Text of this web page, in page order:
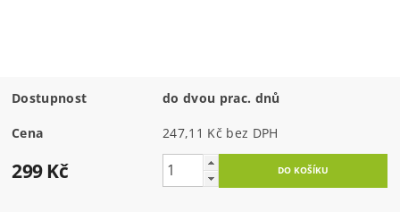
Dostupnost do dvou prac. dnů
Cena 247,11 Kč bez DPH
299 Kč